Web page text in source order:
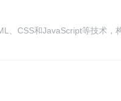
、CSS和JavaScript等技术，
，还需考虑响应式设计，确保